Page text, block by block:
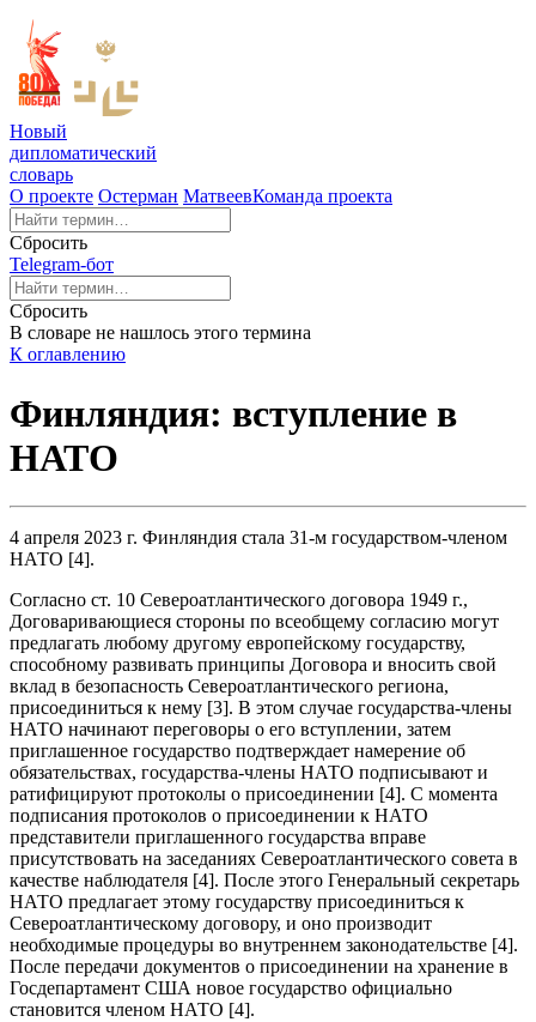
Новый
дипломатический
словарь
О проекте Остерман МатвеевКоманда проекта
Сбросить
Telegram-бот
Сбросить
В словаре не нашлось этого термина
К оглавлению
Финляндия: вступление в
НАТО
4 апреля 2023 г. Финляндия стала 31-м государством-членом
НАТО [4].
Согласно ст. 10 Североатлантического договора 1949 г.,
Договаривающиеся стороны по всеобщему согласию могут
предлагать любому другому европейскому государству,
способному развивать принципы Договора и вносить свой
вклад в безопасность Североатлантического региона,
присоединиться к нему [3]. В этом случае государства-члены
НАТО начинают переговоры о его вступлении, затем
приглашенное государство подтверждает намерение об
обязательствах, государства-члены НАТО подписывают и
ратифицируют протоколы о присоединении [4]. С момента
подписания протоколов о присоединении к НАТО
представители приглашенного государства вправе
присутствовать на заседаниях Североатлантического совета в
качестве наблюдателя [4]. После этого Генеральный секретарь
НАТО предлагает этому государству присоединиться к
Североатлантическому договору, и оно производит
необходимые процедуры во внутреннем законодательстве [4].
После передачи документов о присоединении на хранение в
Госдепартамент США новое государство официально
становится членом НАТО [4].